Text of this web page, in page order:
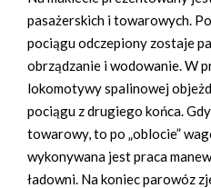
pasażerskich i towarowych.
pociągu odczepiony zostaje
obrządzanie i wodowanie. W
lokomotywy spalinowej
pociągu z drugiego końca.
towarowy, to po „oblocie”
wykonywana jest praca
ładowni. Na koniec parowóz